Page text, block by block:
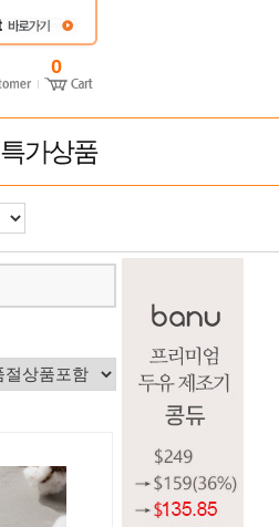
0
특가상품